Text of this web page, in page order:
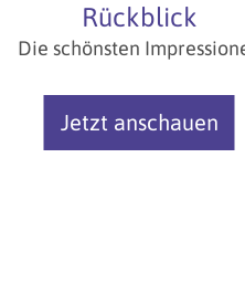
Rückblick
Die schönsten
Jetzt anschauen